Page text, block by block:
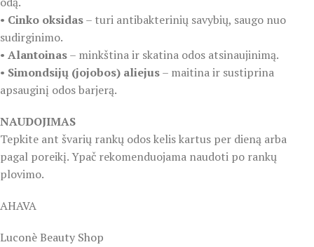
• Cinko oksidas– turi antibakterinių savybių, saugo nuo
sudirginimo.
• Alantoinas– minkština ir skatina odos atsinaujinimą.
• Simondsijų (jojobos) aliejus– maitina ir sustiprina
apsauginį odos barjerą.
NAUDOJIMAS
Tepkite ant švarių rankų odos kelis kartus per dieną arba
pagal poreikį. Ypač rekomenduojama naudoti po rankų
plovimo.
AHAVA
Luconè Beauty Shop